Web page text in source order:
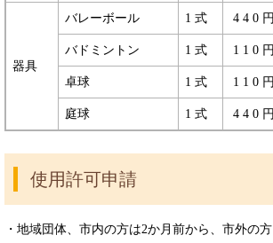
器具
バレーボール 1 式 4 4 0 円
バドミントン 1 式 1 1 0 円
卓球 1 式 1 1 0 円
庭球 1 式 4 4 0 円
使用許可申請
・地域団体、市内の方は2か月前から、市外の